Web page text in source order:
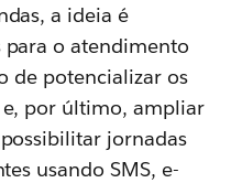
a ideia é
o atendimento
de potencializar os
por último, ampliar
jornadas
usando SMS, e-